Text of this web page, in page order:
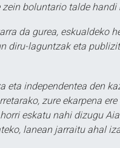
zein boluntario talde handi
da gurea, eskualdeko
diru-laguntzak eta
eta independentea den
zure ekarpena
eskatu nahi dizugu
lanean jarraitu ahal